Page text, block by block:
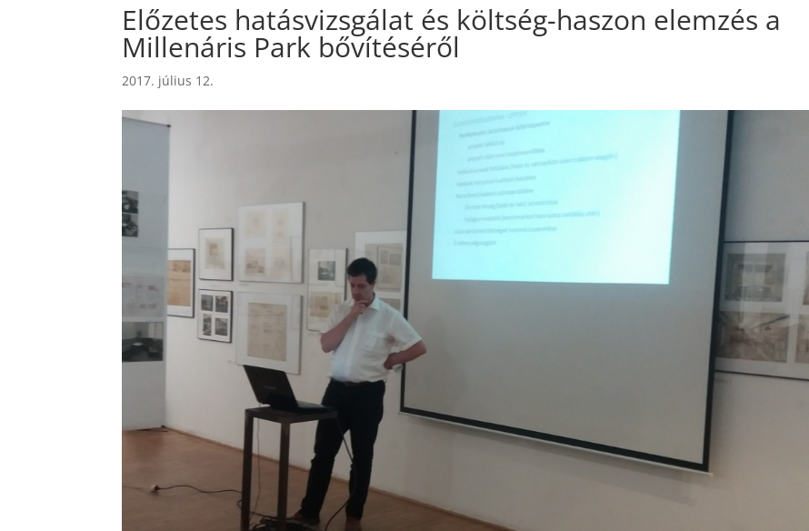
Előzetes hatásvizsgálat és költség-haszon elemzés a
Millenáris Park bővítéséről
2017. július 12.